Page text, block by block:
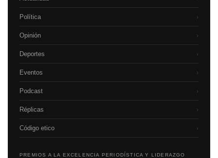
Política ›
Opinión ›
Deportes ›
Eventos ›
Podcast ›
Réplicas ›
Código etico ›
PREMIOS A LA EXCELENCIA PERIODÍSTICA Y LIDERAZGO